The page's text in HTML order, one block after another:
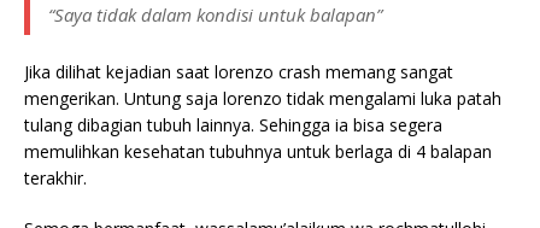
“Saya tidak dalam kondisi untuk balapan”
Jika dilihat kejadian saat lorenzo crash memang sangat
mengerikan. Untung saja lorenzo tidak mengalami luka patah
tulang dibagian tubuh lainnya. Sehingga ia bisa segera
memulihkan kesehatan tubuhnya untuk berlaga di 4 balapan
terakhir.